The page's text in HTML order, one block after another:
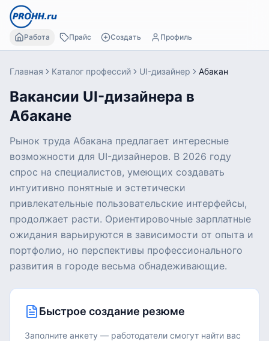
Работа Прайс Создать Профиль
Главная Каталог профессий UI-дизайнер Абакан
Вакансии UI-дизайнера в
Абакане
Рынок труда Абакана предлагает интересные
возможности для UI-дизайнеров. В 2026 году
спрос на специалистов, умеющих создавать
интуитивно понятные и эстетически
привлекательные пользовательские интерфейсы,
продолжает расти. Ориентировочные зарплатные
ожидания варьируются в зависимости от опыта и
портфолио, но перспективы профессионального
развития в городе весьма обнадеживающие.
Быстрое создание резюме
Заполните анкету — работодатели смогут найти вас